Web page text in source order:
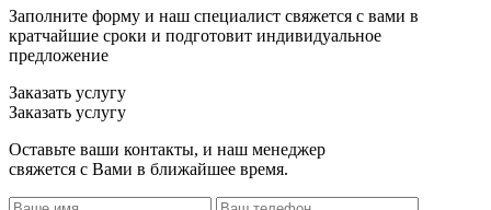
Заполните форму и наш специалист свяжется с вами в
кратчайшие сроки и подготовит индивидуальное
предложение
Заказать услугу
Заказать услугу
Оставьте ваши контакты, и наш менеджер
свяжется с Вами в ближайшее время.